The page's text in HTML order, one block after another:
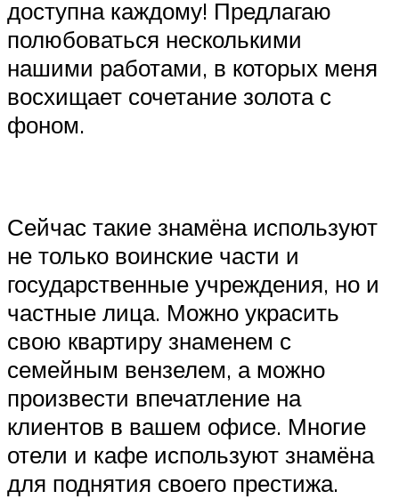
доступна каждому! Предлагаю
полюбоваться несколькими
нашими работами, в которых меня
восхищает сочетание золота с
фоном.
Сейчас такие знамёна используют
не только воинские части и
государственные учреждения, но и
частные лица. Можно украсить
свою квартиру знаменем с
семейным вензелем, а можно
произвести впечатление на
клиентов в вашем офисе. Многие
отели и кафе используют знамёна
для поднятия своего престижа.